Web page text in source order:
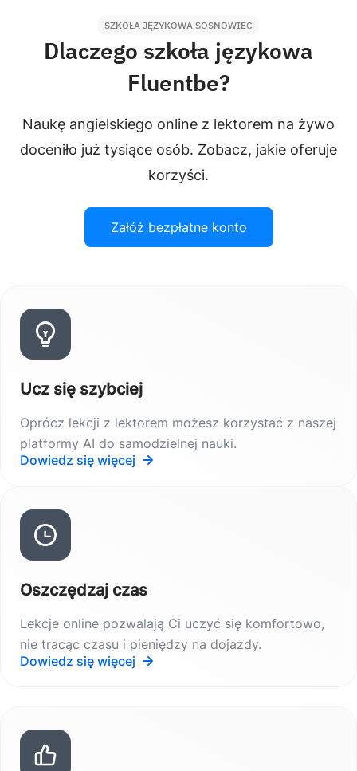
SZKOŁA JĘZYKOWA SOSNOWIEC
Dlaczego szkoła językowa
Fluentbe?
Naukę angielskiego online z lektorem na żywo
doceniło już tysiące osób. Zobacz, jakie oferuje
korzyści.
Załóż bezpłatne konto
Ucz się szybciej
Oprócz lekcji z lektorem możesz korzystać z naszej
platformy AI do samodzielnej nauki.
Dowiedz się więcej
Oszczędzaj czas
Lekcje online pozwalają Ci uczyć się komfortowo,
nie tracąc czasu i pieniędzy na dojazdy.
Dowiedz się więcej